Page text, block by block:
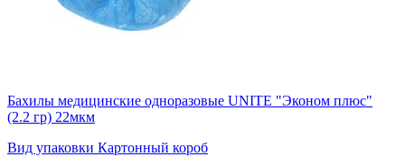
Бахилы медицинские одноразовые UNITE "Эконом плюс"
(2.2 гр) 22мкм
Вид упаковки Картонный короб